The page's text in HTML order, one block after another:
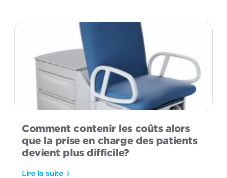
Comment contenir les coûts alors
que la prise en charge des patients
devient plus difficile?
Lire la suite